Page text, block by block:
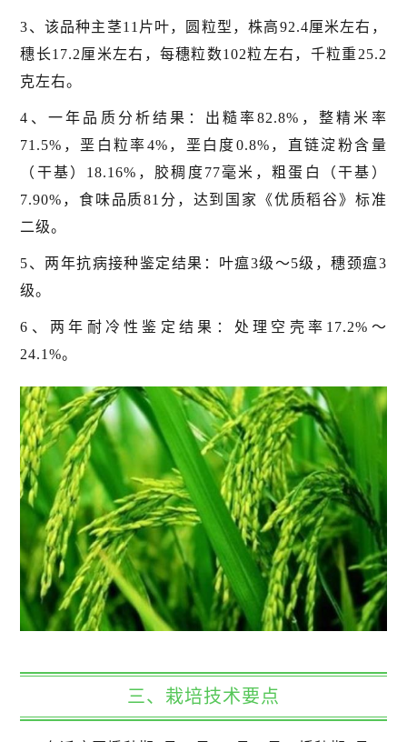
3、该品种主茎11片叶，圆粒型，株高92.4厘米左右，
穗长17.2厘米左右，每穗粒数102粒左右，千粒重25.2
克左右。
4、一年品质分析结果：出糙率82.8%，整精米率
71.5%，垩白粒率4%，垩白度0.8%，直链淀粉含量
（干基）18.16%，胶稠度77毫米，粗蛋白（干基）
7.90%，食味品质81分，达到国家《优质稻谷》标准
二级。
5、两年抗病接种鉴定结果：叶瘟3级～5级，穗颈瘟3
级。
6、两年耐冷性鉴定结果：处理空壳率17.2%～
24.1%。
三、栽培技术要点